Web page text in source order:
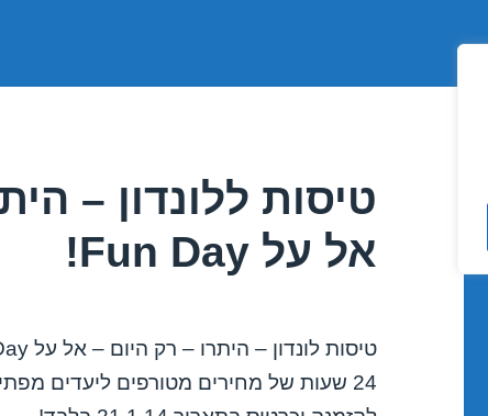
טיסות ללונדון –
אל על Fun Day!
טיסות לונדון – היתרו – רק היום – אל על Fun Day!
24 שעות של מחירים מטורפים ליעדים מפתיעים בחו"ל!